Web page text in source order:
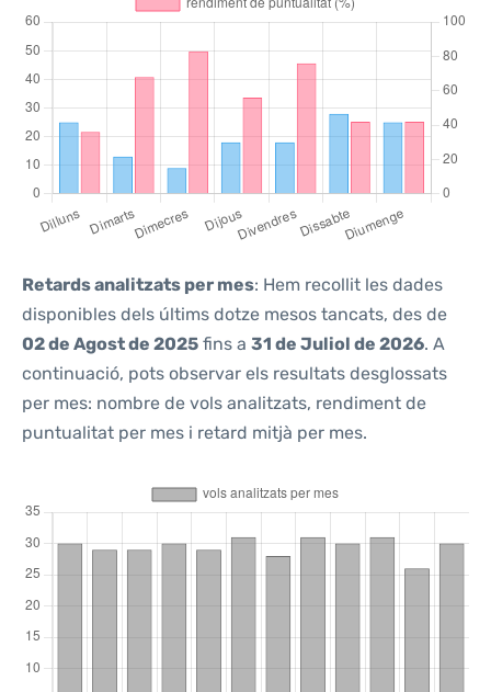
Retards analitzats per mes: Hem recollit les dades
disponibles dels últims dotze mesos tancats, des de
02 de Agost de 2025 fins a 31 de Juliol de 2026. A
continuació, pots observar els resultats desglossats
per mes: nombre de vols analitzats, rendiment de
puntualitat per mes i retard mitjà per mes.